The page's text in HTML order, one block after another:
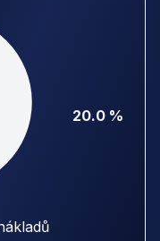
20.0 %